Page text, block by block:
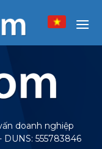
doanh nghiệp
555783846